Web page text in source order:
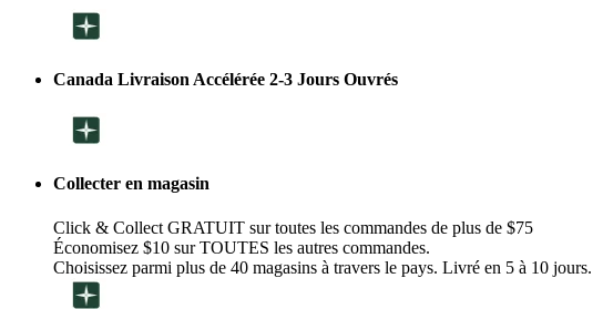
Canada Livraison Accélérée 2-3 Jours Ouvrés
Collecter en magasin
Click & Collect GRATUIT sur toutes les commandes de plus de $75
Économisez $10 sur TOUTES les autres commandes.
Choisissez parmi plus de 40 magasins à travers le pays. Livré en 5 à 10 jours.